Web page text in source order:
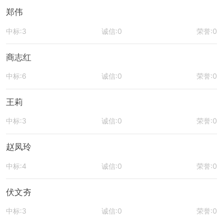
郑伟
中标:3 诚信:0 荣誉:0
商志红
中标:6 诚信:0 荣誉:0
王莉
中标:3 诚信:0 荣誉:0
赵凤玲
中标:4 诚信:0 荣誉:0
伏文夯
中标:3 诚信:0 荣誉:0